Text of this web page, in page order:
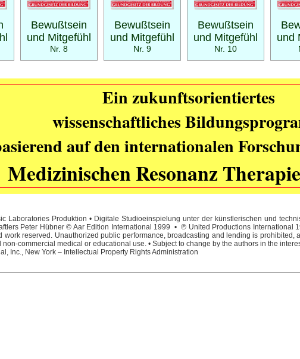
Bewußtsein
und Mitgefühl
Nr. 8
Bewußtsein
und Mitgefühl
Nr. 9
Bewußtsein
und Mitgefühl
Nr. 10
und
Ein zukunftsorientiertes
wissenschaftliches
auf den internationalen
Medizinischen Resonanz
Laboratories Produktion • Digitale Studioeinspielung unter der künstlerischen und
Peter Hübner © Aar Edition International 1999 • ℗ United Productions International
work reserved. Unauthorized public performance, broadcasting and lending is prohibited,
commercial medical or educational use. • Subject to change by the authors in the
Inc., New York – Intellectual Property Rights Administration